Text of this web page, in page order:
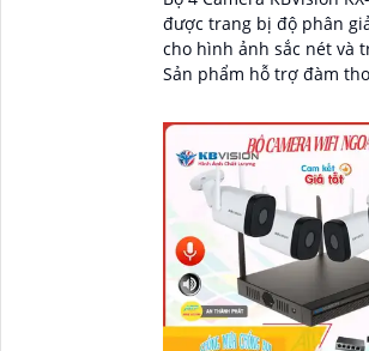
được trang bị độ phân
cho hình ảnh sắc nét và
Sản phẩm hỗ trợ đàm
chuyển động thông...